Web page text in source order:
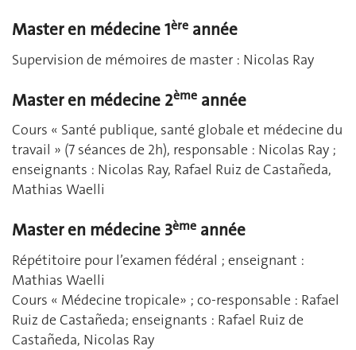
Master en médecine 1ère année
Supervision de mémoires de master : Nicolas Ray
Master en médecine 2ème année
Cours « Santé publique, santé globale et médecine du
travail » (7 séances de 2h), responsable : Nicolas Ray ;
enseignants : Nicolas Ray, Rafael Ruiz de Castañeda,
Mathias Waelli
Master en médecine 3ème année
Répétitoire pour l’examen fédéral ; enseignant :
Mathias Waelli
Cours « Médecine tropicale» ; co-responsable : Rafael
Ruiz de Castañeda; enseignants : Rafael Ruiz de
Castañeda, Nicolas Ray